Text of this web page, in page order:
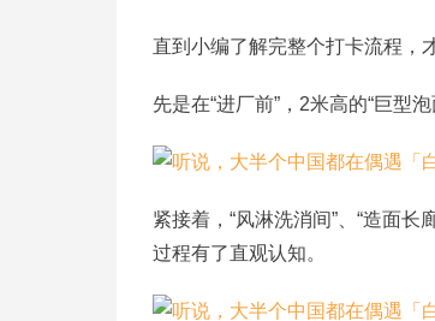
直到小编了解完整个打卡流程，
先是在“进厂前”，2米高的“巨型
紧接着，“风淋洗消间”、“造面长
过程有了直观认知。